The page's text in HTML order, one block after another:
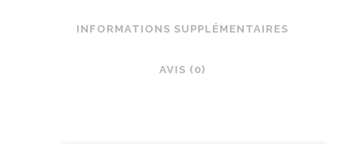
INFORMATIONS SUPPLÉMENTAIRES
AVIS (0)